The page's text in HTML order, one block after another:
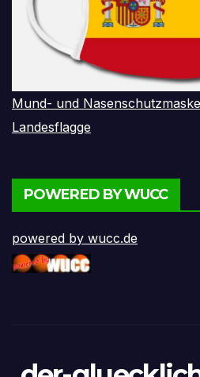
Mund- und
Landesflagge
POWERED BY WUCC
powered by wucc.de